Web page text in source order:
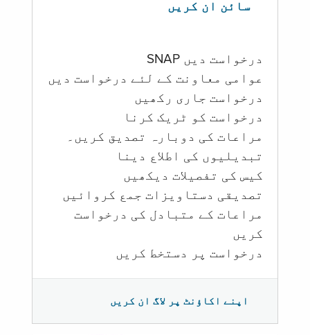
سائن ان کریں
درخواست دیں SNAP
عوامی معاونت کے لئے درخواست دیں
درخواست جاری رکھیں
درخواست کو ٹریک کرنا
مراعات کی دوبارہ تصدیق کریں۔
تبدیلیوں کی اطلاع دینا
کیس کی تفصیلات دیکھیں
تصدیقی دستاویزات جمع کروائیں
مراعات کے متبادل کی درخواست
کریں
درخواست پر دستخط کریں
اپنے اکاؤنٹ پر لاگ ان کریں